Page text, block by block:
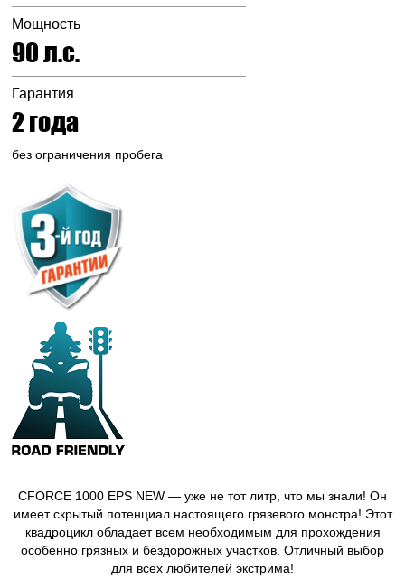
Мощность
90 л.с.
Гарантия
2 года
без ограничения пробега
CFORCE 1000 EPS NEW — уже не тот литр, что мы знали! Он
имеет скрытый потенциал настоящего грязевого монстра! Этот
квадроцикл обладает всем необходимым для прохождения
особенно грязных и бездорожных участков. Отличный выбор
для всех любителей экстрима!